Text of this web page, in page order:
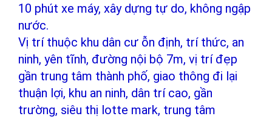
10 phút xe máy, xây dựng tự do, không ngập
nước.
Vị trí thuộc khu dân cư ỗn định, trí thức, an
ninh, yên tĩnh, đường nội bộ 7m, vị trí đẹp
gần trung tâm thành phố, giao thông đi lại
thuận lợi, khu an ninh, dân trí cao, gần
trường, siêu thị lotte mark, trung tâm